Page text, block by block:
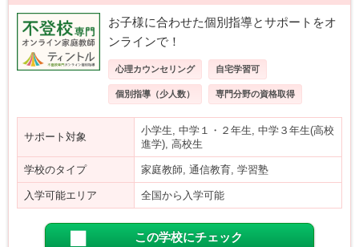
お子様に合わせた個別指導とサポートをオ
ンラインで！
心理カウンセリング 自宅学習可
個別指導（少人数） 専門分野の資格取得
サポート対象
小学生, 中学１・２年生, 中学３年生(高校
進学), 高校生
学校のタイプ 家庭教師, 通信教育, 学習塾
入学可能エリア 全国から入学可能
この学校にチェック